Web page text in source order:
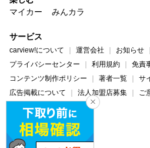
マイカー
みんカラ
サービス
carview!について 運営会社 お知らせ
プライバシーセンター
利用規約
免責
コンテンツ制作ポリシー
著者一覧
サ
広告掲載について
法人加盟店募集
ご
ヘルプ・お問い合わせ
carview! Yahoo! JAPAN